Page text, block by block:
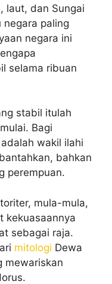
laut, dan Sungai
negara paling
negara ini
selama ribuan
stabil itulah
Bagi
wakil ilahi
bahkan
perempuan.
mula-mula,
kekuasaannya
sebagai raja.
mitologi Dewa
mewariskan